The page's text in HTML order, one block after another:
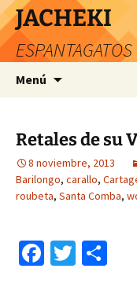
JACHEKI
ESPANTAGATOS
Menú
Retales de su
8 noviembre, 2013
Barilongo, carallo,
roubeta, Santa Comba,
Fa T